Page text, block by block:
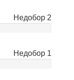
Недобор 2
Недобор 1